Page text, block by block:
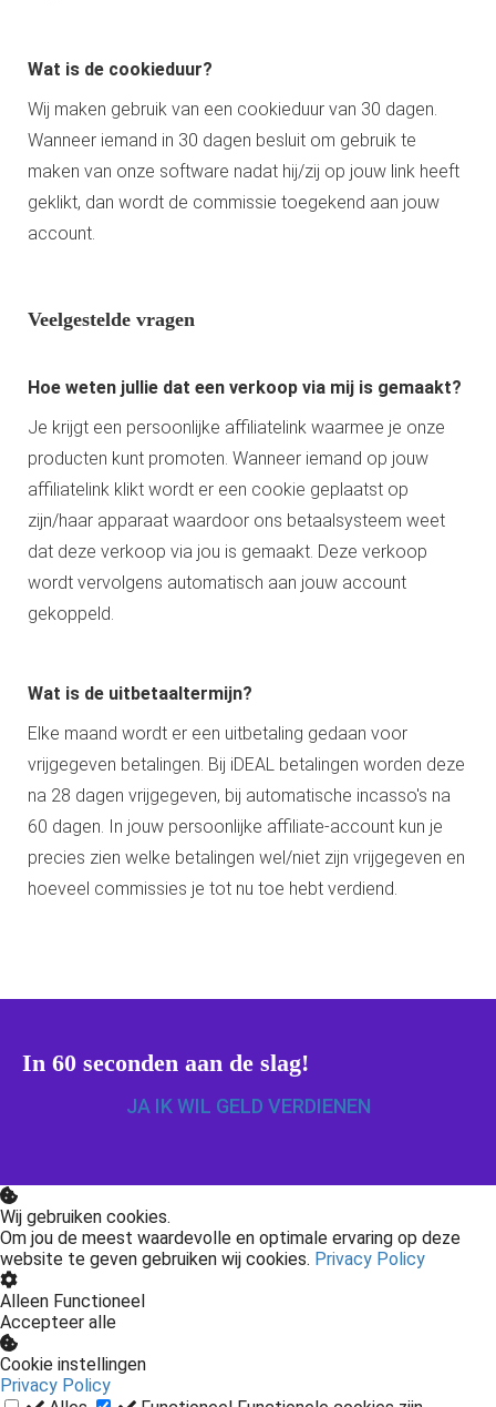
Wat is de cookieduur?
Wij maken gebruik van een cookieduur van 30 dagen.
Wanneer iemand in 30 dagen besluit om gebruik te
maken van onze software nadat hij/zij op jouw link heeft
geklikt, dan wordt de commissie toegekend aan jouw
account.
Veelgestelde vragen
Hoe weten jullie dat een verkoop via mij is gemaakt?
Je krijgt een persoonlijke affiliatelink waarmee je onze
producten kunt promoten. Wanneer iemand op jouw
affiliatelink klikt wordt er een cookie geplaatst op
zijn/haar apparaat waardoor ons betaalsysteem weet
dat deze verkoop via jou is gemaakt. Deze verkoop
wordt vervolgens automatisch aan jouw account
gekoppeld.
Wat is de uitbetaaltermijn?
Elke maand wordt er een uitbetaling gedaan voor
vrijgegeven betalingen. Bij iDEAL betalingen worden deze
na 28 dagen vrijgegeven, bij automatische incasso's na
60 dagen. In jouw persoonlijke affiliate-account kun je
precies zien welke betalingen wel/niet zijn vrijgegeven en
hoeveel commissies je tot nu toe hebt verdiend.
In 60 seconden aan de slag!
JA IK WIL GELD VERDIENEN
Wij gebruiken cookies.
Om jou de meest waardevolle en optimale ervaring op deze
website te geven gebruiken wij cookies. Privacy Policy
Alleen Functioneel
Accepteer alle
Cookie instellingen
Privacy Policy